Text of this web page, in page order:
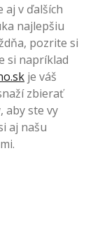
aj v ďalších
najlepšiu
pozrite si
si napríklad
je váš
zbierať
aby ste vy
aj našu